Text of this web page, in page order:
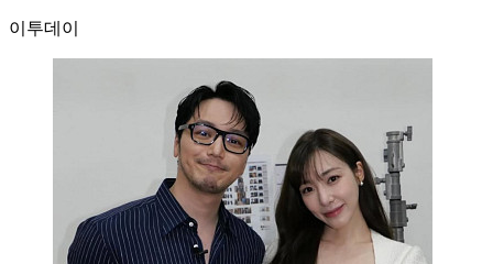
이투데이